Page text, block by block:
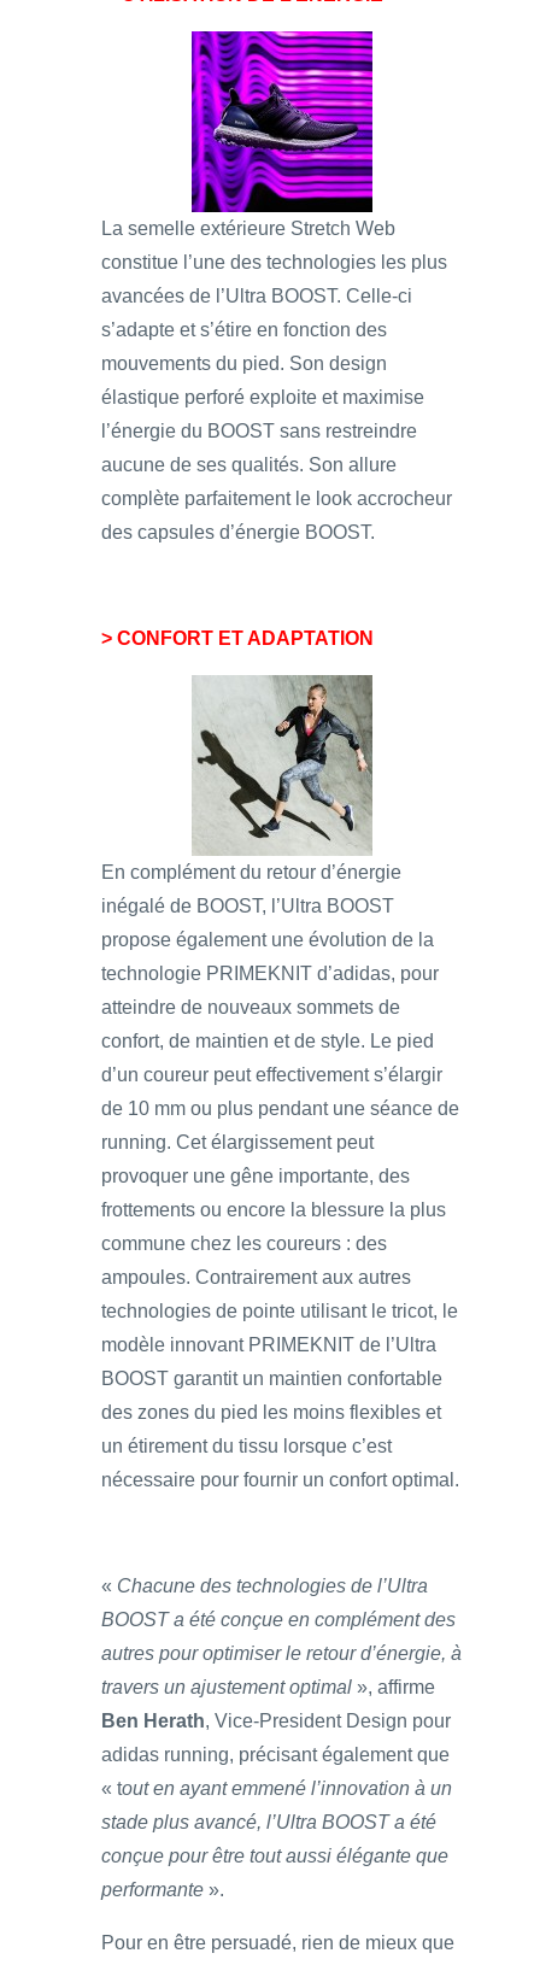
La semelle extérieure Stretch Web
constitue l’une des technologies les plus
avancées de l’Ultra BOOST. Celle-ci
s’adapte et s’étire en fonction des
mouvements du pied. Son design
élastique perforé exploite et maximise
l’énergie du BOOST sans restreindre
aucune de ses qualités. Son allure
complète parfaitement le look accrocheur
des capsules d’énergie BOOST.
> CONFORT ET ADAPTATION
En complément du retour d’énergie
inégalé de BOOST, l’Ultra BOOST
propose également une évolution de la
technologie PRIMEKNIT d’adidas, pour
atteindre de nouveaux sommets de
confort, de maintien et de style. Le pied
d’un coureur peut effectivement s’élargir
de 10 mm ou plus pendant une séance de
running. Cet élargissement peut
provoquer une gêne importante, des
frottements ou encore la blessure la plus
commune chez les coureurs : des
ampoules. Contrairement aux autres
technologies de pointe utilisant le tricot, le
modèle innovant PRIMEKNIT de l’Ultra
BOOST garantit un maintien confortable
des zones du pied les moins flexibles et
un étirement du tissu lorsque c’est
nécessaire pour fournir un confort optimal.
« Chacune des technologies de l’Ultra
BOOST a été conçue en complément des
autres pour optimiser le retour d’énergie, à
travers un ajustement optimal », affirme
Ben Herath, Vice-President Design pour
adidas running, précisant également que
« tout en ayant emmené l’innovation à un
stade plus avancé, l’Ultra BOOST a été
conçue pour être tout aussi élégante que
performante ».
Pour en être persuadé, rien de mieux que